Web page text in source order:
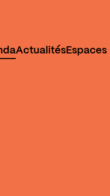
ActualitésEspaces